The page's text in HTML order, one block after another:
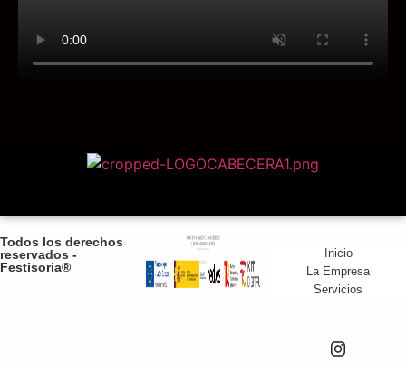
Todos los derechos
reservados -
Festisoria®
Inicio
La Empresa
Servicios